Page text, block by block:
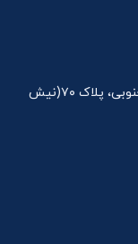
تهران، بلوار اندرزگو، نبش خیابان عبداللهی جنوبی، پلاک ۷۰(نیش